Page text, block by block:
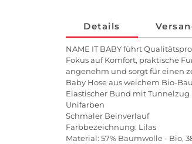
Details
NAME IT BABY führt
Fokus auf Komfort, praktische
angenehm und sorgt für einen
Baby Hose aus weichem Bio-
Elastischer Bund mit Tunnelzug
Unifarben
Schmaler Beinverlauf
Farbbezeichnung: Lilas
Material: 57% Baumwolle - Bio,